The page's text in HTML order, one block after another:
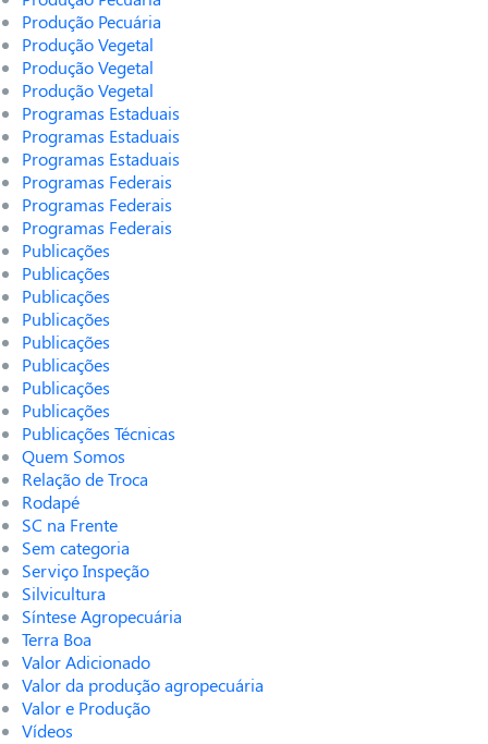
Produção Pecuária
Produção Vegetal
Produção Vegetal
Produção Vegetal
Programas Estaduais
Programas Estaduais
Programas Estaduais
Programas Federais
Programas Federais
Programas Federais
Publicações
Publicações
Publicações
Publicações
Publicações
Publicações
Publicações
Publicações
Publicações Técnicas
Quem Somos
Relação de Troca
Rodapé
SC na Frente
Sem categoria
Serviço Inspeção
Silvicultura
Síntese Agropecuária
Terra Boa
Valor Adicionado
Valor da produção agropecuária
Valor e Produção
Vídeos